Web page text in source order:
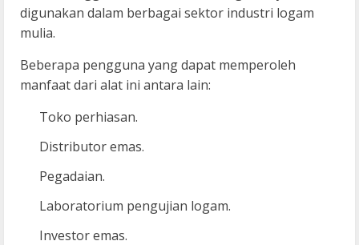
digunakan dalam berbagai sektor industri logam
mulia.
Beberapa pengguna yang dapat memperoleh
manfaat dari alat ini antara lain:
Toko perhiasan.
Distributor emas.
Pegadaian.
Laboratorium pengujian logam.
Investor emas.